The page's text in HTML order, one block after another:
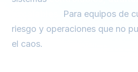
Para equipos de
riesgo y operaciones que no
el caos.